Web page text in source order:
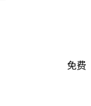
免费